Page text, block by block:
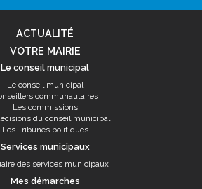
ACTUALITÉ
VOTRE MAIRIE
Le conseil municipal
Le conseil municipal
communautaires
Les commissions
du conseil municipal
Les Tribunes politiques
Services municipaux
des services municipaux
Mes démarches